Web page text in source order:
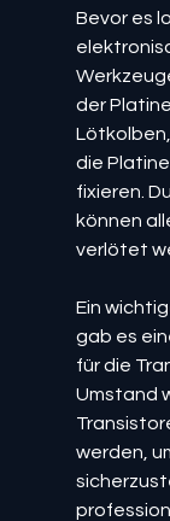
Bevor es
der
die
fixieren.
können
verlötet
Ein
gab es
für die
Umstand
werden,